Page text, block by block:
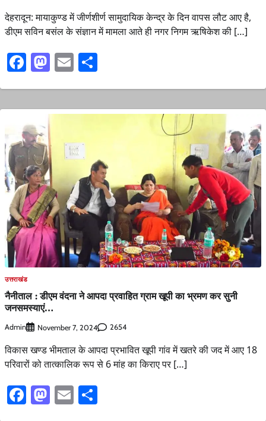
देहरादून: मायाकुण्ड में जीर्णशीर्ण सामुदायिक केन्द्र के दिन वापस लौट आए है,
डीएम सविन बसंल के संज्ञान में मामला आते ही नगर निगम ऋषिकेश की […]
Facebook
Mastodon
Email
उत्तराखंड
नैनीताल : डीएम वंदना ने आपदा प्रवाहित ग्राम खूपी का भ्रमण कर सुनी
जनसमस्याएं…
Admin November 7, 2024 2654
विकास खण्ड भीमताल के आपदा प्रभावित खूपी गांव में खतरे की जद में आए 18
परिवारों को तात्कालिक रूप से 6 मांह का किराए पर […]
Facebook
Mastodon
Email